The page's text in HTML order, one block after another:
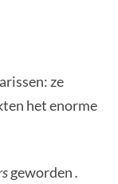
ze
het enorme
geworden.